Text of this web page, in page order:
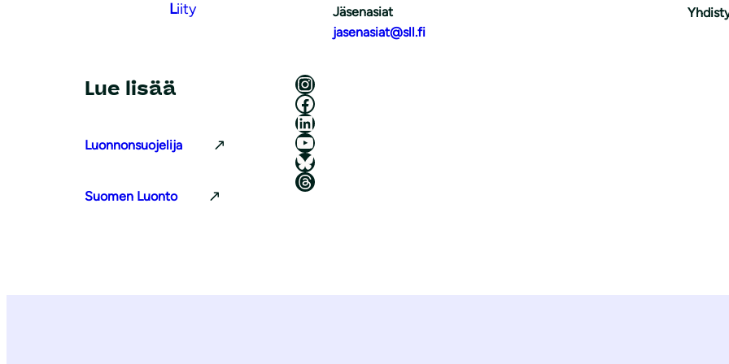
Liity
Jäsenasiat
jasenasiat@sll.fi
Lue lisää
Luonnonsuojelija
Suomen Luonto
Luonnonsuojeluliitto Instagramissa
Luonnonsuojeluliitto Facebookissa
Luonnonsuojeluliitto LinkedInissä
Luonnonsuojeluliiton YouTube-kanava
Luonnonsuojeluliitto Blueskyssa
Luonnonsuojeluliitto Threadsissa